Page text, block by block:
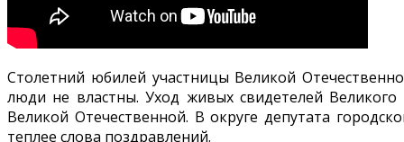
Столетний юбилей участницы Великой
люди не властны. Уход живых свидетелей
Великой Отечественной. В округе депутата
теплее слова поздравлений.